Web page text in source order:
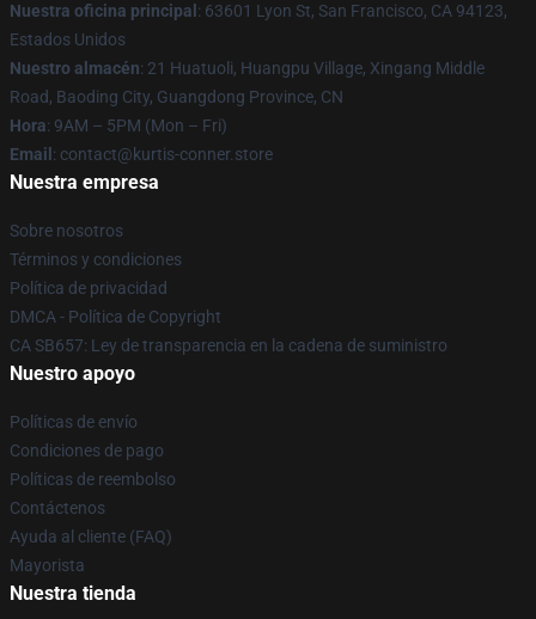
Nuestra oficina principal : 63601 Lyon St, San Francisco, CA 94123,
Estados Unidos
Nuestro almacén: 21 Huatuoli, Huangpu Village, Xingang Middle
Road, Baoding City, Guangdong Province, CN
Hora: 9AM – 5PM (Mon – Fri)
Email : contact@kurtis-conner.store
Nuestra empresa
Sobre nosotros
Términos y condiciones
Política de privacidad
DMCA - Política de Copyright
CA SB657: Ley de transparencia en la cadena de suministro
Nuestro apoyo
Políticas de envío
Condiciones de pago
Políticas de reembolso
Contáctenos
Ayuda al cliente (FAQ)
Mayorista
Nuestra tienda